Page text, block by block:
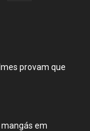
provam que
mangás em